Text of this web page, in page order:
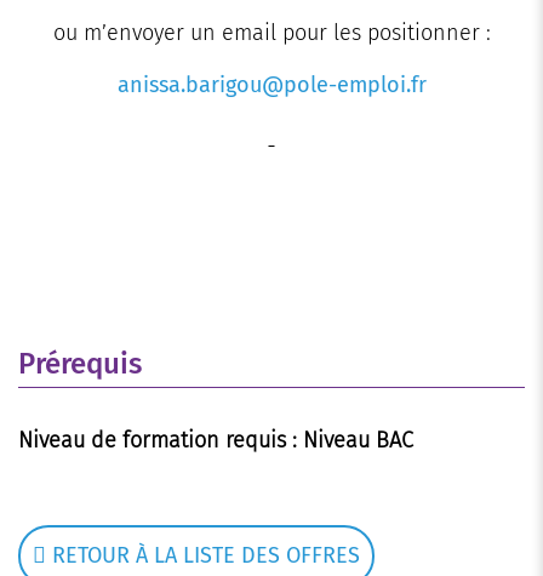
ou m’envoyer un email pour les positionner :
anissa.barigou@pole-emploi.fr
Prérequis
Niveau de formation requis : Niveau BAC
RETOUR À LA LISTE DES OFFRES